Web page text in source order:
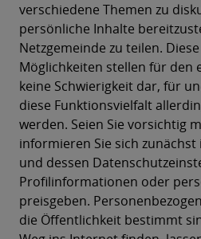
verschiedene Themen zu
persönliche Inhalte
Netzgemeinde zu teilen.
Möglichkeiten stellen für den
keine Schwierigkeit dar, für
diese Funktionsvielfalt
werden. Seien Sie vorsichtig
informieren Sie sich
und dessen
Profilinformationen oder
preisgeben.
die Öffentlichkeit bestimmt